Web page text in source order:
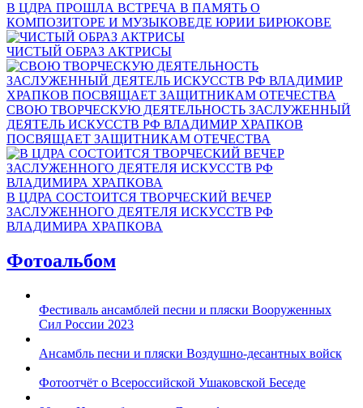
В ЦДРА ПРОШЛА ВСТРЕЧА В ПАМЯТЬ О
КОМПОЗИТОРЕ И МУЗЫКОВЕДЕ ЮРИИ БИРЮКОВЕ
ЧИСТЫЙ ОБРАЗ АКТРИСЫ
СВОЮ ТВОРЧЕСКУЮ ДЕЯТЕЛЬНОСТЬ ЗАСЛУЖЕННЫЙ
ДЕЯТЕЛЬ ИСКУССТВ РФ ВЛАДИМИР ХРАПКОВ
ПОСВЯЩАЕТ ЗАЩИТНИКАМ ОТЕЧЕСТВА
В ЦДРА СОСТОИТСЯ ТВОРЧЕСКИЙ ВЕЧЕР
ЗАСЛУЖЕННОГО ДЕЯТЕЛЯ ИСКУССТВ РФ
ВЛАДИМИРА ХРАПКОВА
Фотоальбом
Фестиваль ансамблей песни и пляски Вооруженных
Сил России 2023
Ансамбль песни и пляски Воздушно-десантных войск
Фотоотчёт о Всероссийской Ушаковской Беседе